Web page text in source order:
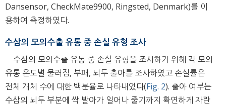
Dansensor, CheckMate9900, Ringsted, Denmark)를 이
용하여 측정하였다.
수삼의 모의수출 유통 중 손실 유형 조사
수삼의 모의수출 유통 중 손실 유형을 조사하기 위해 각 모의
유통 온도별 물러짐, 부패, 뇌두 출아를 조사하였고 손실률은
전체 개체 수에 대한 백분율로 나타내었다(Fig. 2). 출아 여부는
수삼의 뇌두 부분에 싹 발아가 일어나 줄기까지 확연하게 자란